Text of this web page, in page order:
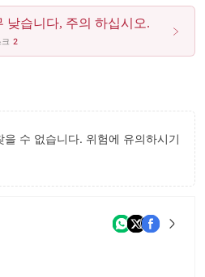
낮습니다, 주의 하십시오.
크 2
수 없습니다. 위험에 유의하시기